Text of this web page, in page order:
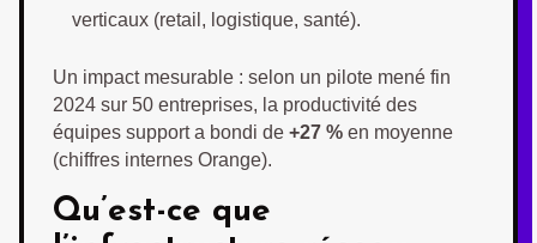
verticaux (retail, logistique, santé).
Un impact mesurable : selon un pilote mené fin
2024 sur 50 entreprises, la productivité des
équipes support a bondi de +27 % en moyenne
(chiffres internes Orange).
Qu’est-ce que